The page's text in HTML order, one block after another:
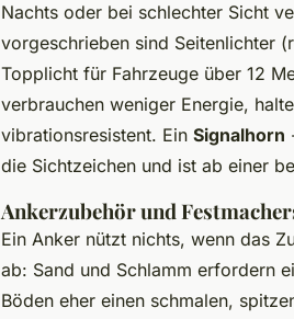
Nachts oder bei schlechter Sicht
vorgeschrieben sind Seitenlichter
Topplicht für Fahrzeuge über 12
verbrauchen weniger Energie,
vibrationsresistent. Ein Signalhorn
die Sichtzeichen und ist ab einer
Ankerzubehör und
Ein Anker nützt nichts, wenn das
ab: Sand und Schlamm erfordern
Böden eher einen schmalen,